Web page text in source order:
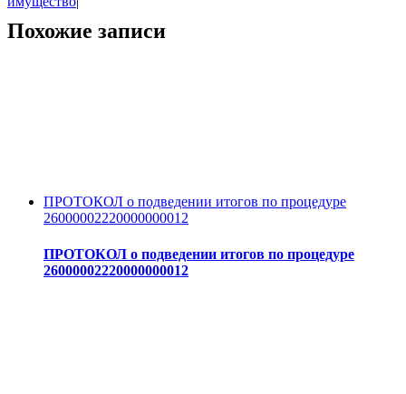
Похожие записи
ПРОТОКОЛ о подведении итогов по процедуре
26000002220000000012
ПРОТОКОЛ о подведении итогов по процедуре
26000002220000000012